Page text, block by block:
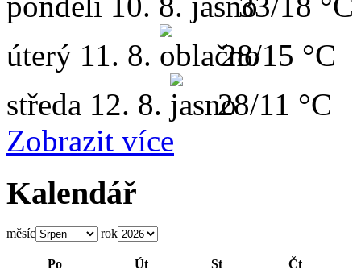
úterý 11. 8.
28/15 °C
středa 12. 8.
28/11 °C
Zobrazit více
Kalendář
měsíc rok
Po Út St Čt